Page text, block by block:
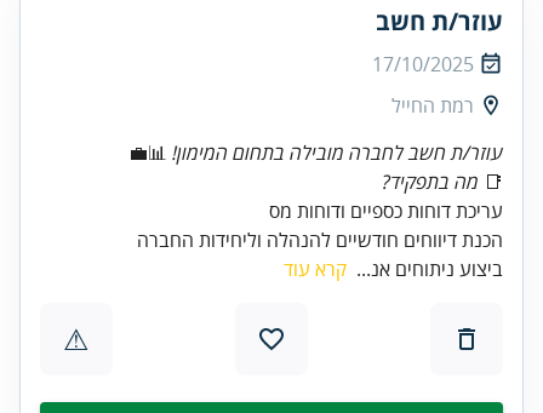
עוזר/ת חשב
17/10/2025
רמת החייל
עוזר/ת חשב לחברה מובילה בתחום המימון! 📊💼
📑 מה בתפקיד?
הכנת דיווחים חודשיים להנהלה וליחידות החברה
ביצוע ניתוחים אנ... קרא עוד
⚠